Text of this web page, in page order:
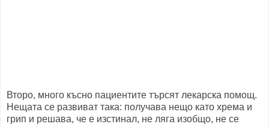
Второ, много късно пациентите търсят лекарска помощ.
Нещата се развиват така: получава нещо като хрема и
грип и решава, че е изстинал, не ляга изобщо, не се